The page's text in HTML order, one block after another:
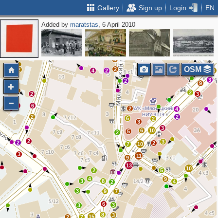
Gallery Sign up Login EN
Added bymaratstas, 6 April 2010
15 8 3
3
6
7
5
9
4
10
4
3
9
3
2
2
2
2
3
4
2
6
3
5
6
2
4
2
3
2
10
3
2
11
13
9
7 10
2
8
9
2
3
3
3 4
2
3
2 2
2
2
2
6
2
2
OSM